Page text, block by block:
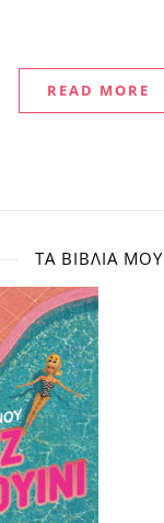
READ MORE
ΤΑ ΒΙΒΛΊΑ ΜΟΥ